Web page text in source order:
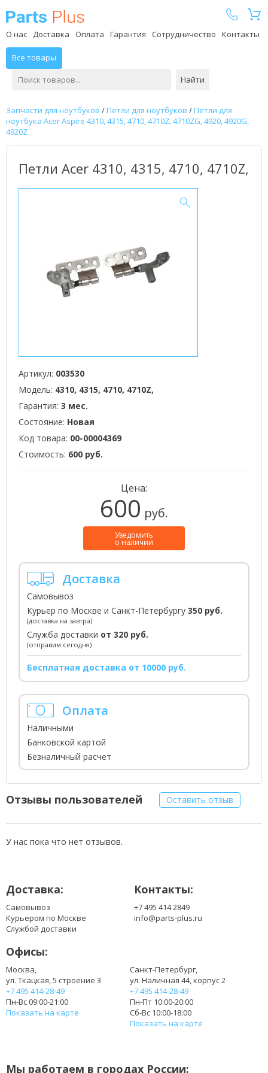
О нас Доставка Оплата Гарантия Сотрудничество Контакты
Все товары
Найти
Запчасти для ноутбуков /Петли для ноутбуков /Петли для
ноутбука Acer Aspire 4310, 4315, 4710, 4710Z, 4710ZG, 4920, 4920G,
4920Z
Петли Acer 4310, 4315, 4710, 4710Z,
Артикул: 003530
Модель: 4310, 4315, 4710, 4710Z,
Гарантия: 3 мес.
Состояние: Новая
Код товара: 00-00004369
Стоимость: 600 руб.
Цена:
600 руб.
Уведомить
о наличии
Доставка
Самовывоз
Курьер по Москве и Санкт-Петербургу 350 руб.
(доставка на завтра)
Служба доставки от 320 руб.
(отправим сегодня)
Бесплатная доставка от 10000 руб.
Оплата
Наличными
Банковской картой
Безналичный расчет
Отзывы пользователей Оставить отзыв
У нас пока что нет отзывов.
Доставка:
Самовывоз
Курьером по Москве
Службой доставки
Контакты:
+7 495 414 2849
info@parts-plus.ru
Офисы:
Москва,
ул. Ткацкая, 5 строение 3
+7 495 414-28-49
Пн-Вс 09:00-21:00
Показать на карте
Санкт-Петербург,
ул. Наличная 44, корпус 2
+7 495 414-28-49
Пн-Пт 10:00-20:00
Сб-Вс 10:00-18:00
Показать на карте
Мы работаем в городах России: